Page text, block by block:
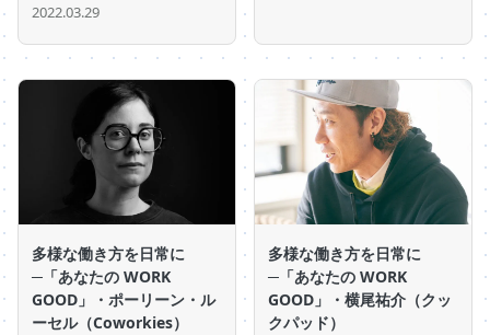
2022.03.29
多様な働き方を日常に
─「あなたの WORK
GOOD」・ポーリーン・ル
ーセル（Coworkies）
多様な働き方を日常に
─「あなたの WORK
GOOD」・横尾祐介（クッ
クパッド）